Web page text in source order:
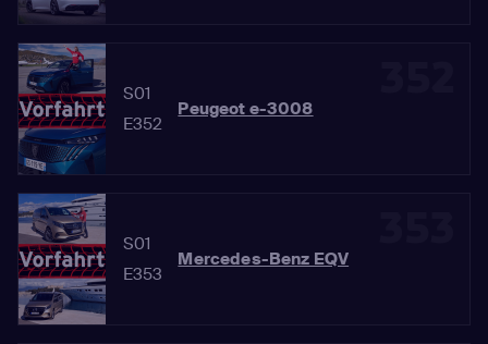
S01
E352
Peugeot e-3008
S01
E353
Mercedes-Benz EQV